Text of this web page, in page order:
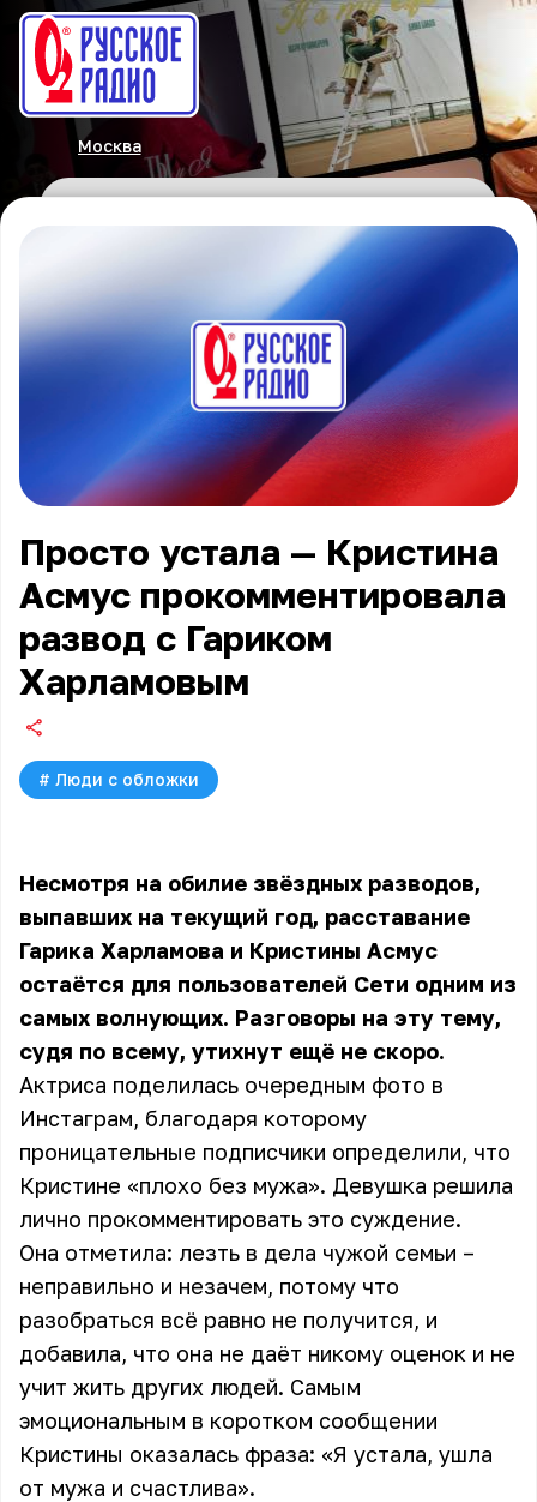
Москва
Просто устала — Кристина
Асмус прокомментировала
развод с Гариком
Харламовым
# Люди с обложки
Несмотря на обилие звёздных разводов,
выпавших на текущий год, расставание
Гарика Харламова и Кристины Асмус
остаётся для пользователей Сети одним из
самых волнующих. Разговоры на эту тему,
судя по всему, утихнут ещё не скоро.
Актриса поделилась очередным фото в
Инстаграм, благодаря которому
проницательные подписчики определили, что
Кристине «плохо без мужа». Девушка решила
лично прокомментировать это суждение.
Она отметила: лезть в дела чужой семьи –
неправильно и незачем, потому что
разобраться всё равно не получится, и
добавила, что она не даёт никому оценок и не
учит жить других людей. Самым
эмоциональным в коротком сообщении
Кристины оказалась фраза: «Я устала, ушла
от мужа и счастлива».